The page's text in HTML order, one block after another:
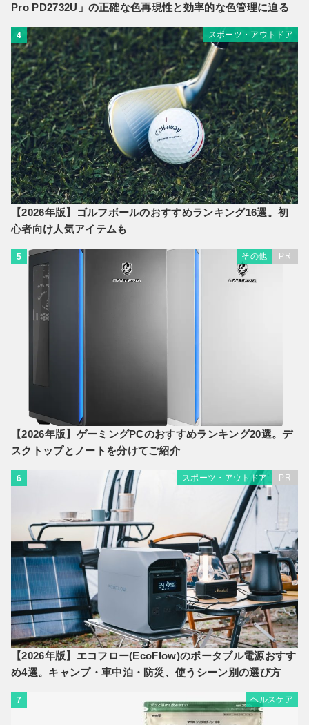
Pro PD2732U」の正確な色再現性と効率的な色管理に迫る
4 スポーツ・アウトドア
【2026年版】ゴルフボールのおすすめランキング16選。初
心者向け人気アイテムも
5 その他 PR
【2026年版】ゲーミングPCのおすすめランキング20選。デ
スクトップとノートを分けてご紹介
6 スポーツ・アウトドア PR
【2026年版】エコフロー(EcoFlow)のポータブル電源おすす
め4選。キャンプ・車中泊・防災、使うシーン別の選び方
7 ヘルスケア